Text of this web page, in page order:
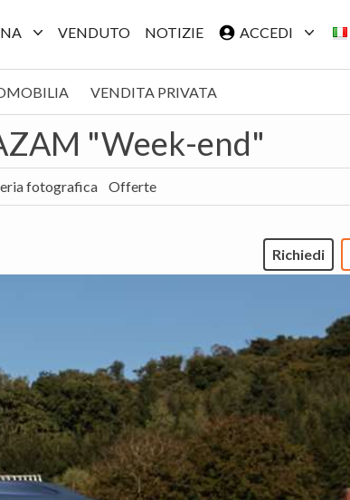
VENDUTO NOTIZIE ACCEDI
VENDITA PRIVATA
"Week-end"
fotografica Offerte
Richiedi